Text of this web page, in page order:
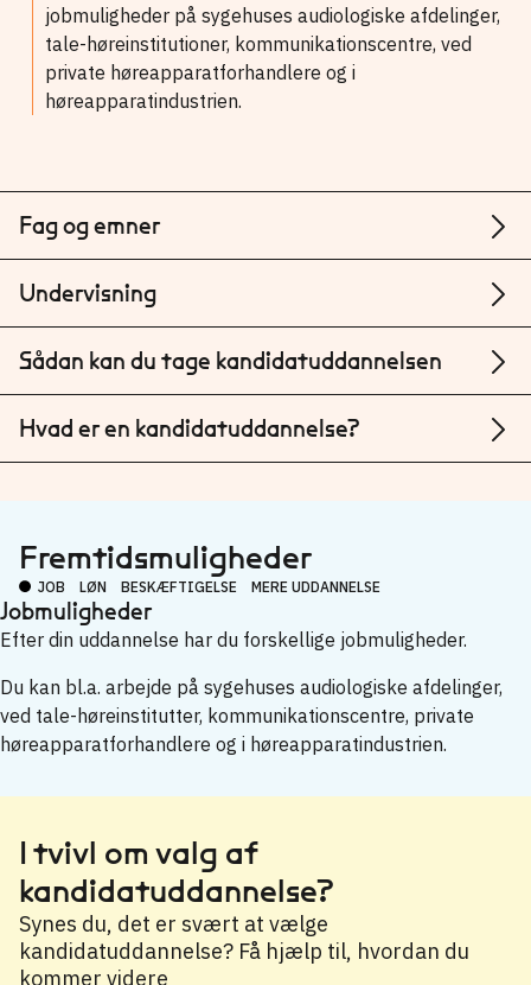
jobmuligheder på sygehuses audiologiske afdelinger,
tale-høreinstitutioner, kommunikationscentre, ved
private høreapparatforhandlere og i
høreapparatindustrien.
Fag og emner
Undervisning
Sådan kan du tage kandidatuddannelsen
Hvad er en kandidatuddannelse?
Fremtidsmuligheder
JOB LØN BESKÆFTIGELSE MERE UDDANNELSE
Jobmuligheder
Efter din uddannelse har du forskellige jobmuligheder.
Du kan bl.a. arbejde på sygehuses audiologiske afdelinger,
ved tale-høreinstitutter, kommunikationscentre, private
høreapparatforhandlere og i høreapparatindustrien.
I tvivl om valg af
kandidatuddannelse?
Synes du, det er svært at vælge
kandidatuddannelse? Få hjælp til, hvordan du
kommer videre